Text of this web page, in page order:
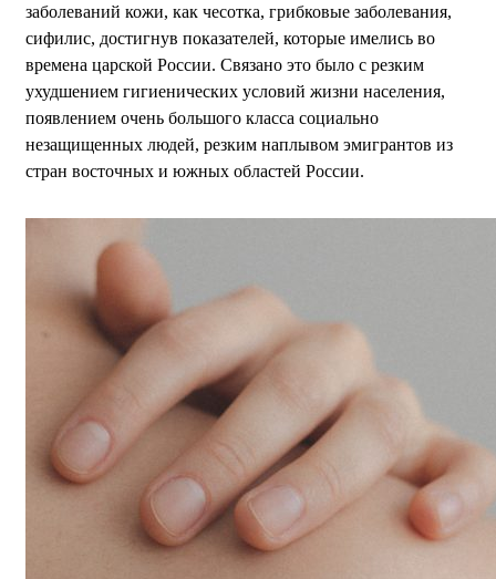
заболеваний кожи, как чесотка, грибковые заболевания,
сифилис, достигнув показателей, которые имелись во
времена царской России. Связано это было с резким
ухудшением гигиенических условий жизни населения,
появлением очень большого класса социально
незащищенных людей, резким наплывом эмигрантов из
стран восточных и южных областей России.